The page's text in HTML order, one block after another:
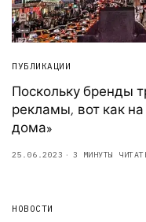
ПУБЛИКАЦИИ
Поскольку бренды
рекламы, вот как
дома»
25.06.2023 3 МИНУТЫ
НОВОСТИ